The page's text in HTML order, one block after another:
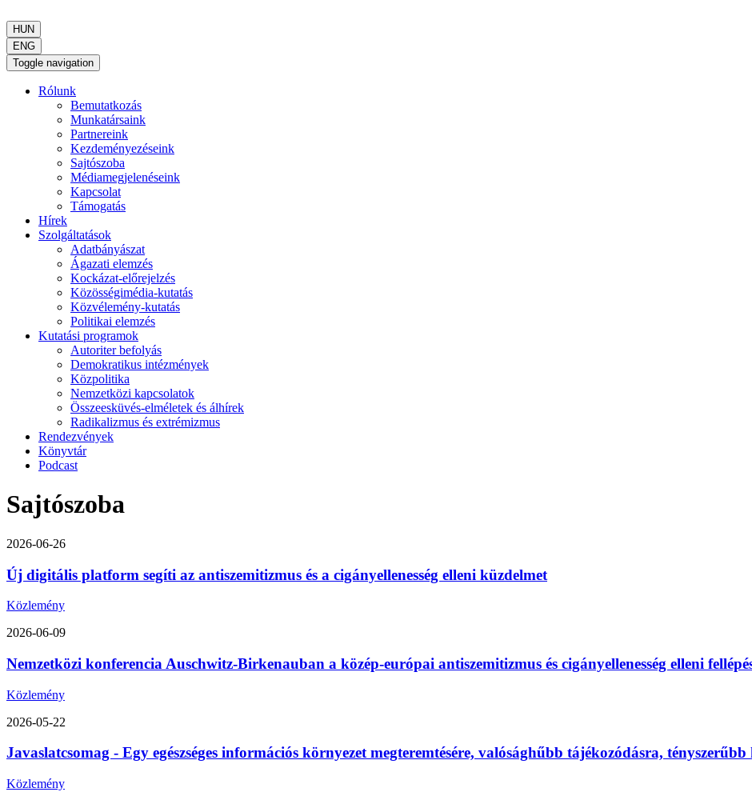
HUN
ENG
Toggle navigation
Rólunk
Bemutatkozás
Munkatársaink
Partnereink
Kezdeményezéseink
Sajtószoba
Médiamegjelenéseink
Kapcsolat
Támogatás
Hírek
Szolgáltatások
Adatbányászat
Ágazati elemzés
Kockázat-előrejelzés
Közösségimédia-kutatás
Közvélemény-kutatás
Politikai elemzés
Kutatási programok
Autoriter befolyás
Demokratikus intézmények
Közpolitika
Nemzetközi kapcsolatok
Összeesküvés-elméletek és álhírek
Radikalizmus és extrémizmus
Rendezvények
Könyvtár
Podcast
Sajtószoba
2026-06-26
Új digitális platform segíti az antiszemitizmus és a cigányellenesség elleni küzdelmet
Közlemény
2026-06-09
Nemzetközi konferencia Auschwitz-Birkenauban a közép-európai antiszemitizmus és cigányellenesség elleni
Közlemény
2026-05-22
Javaslatcsomag - Egy egészséges információs környezet megteremtésére, valósághűbb tájékozódásra,
Közlemény